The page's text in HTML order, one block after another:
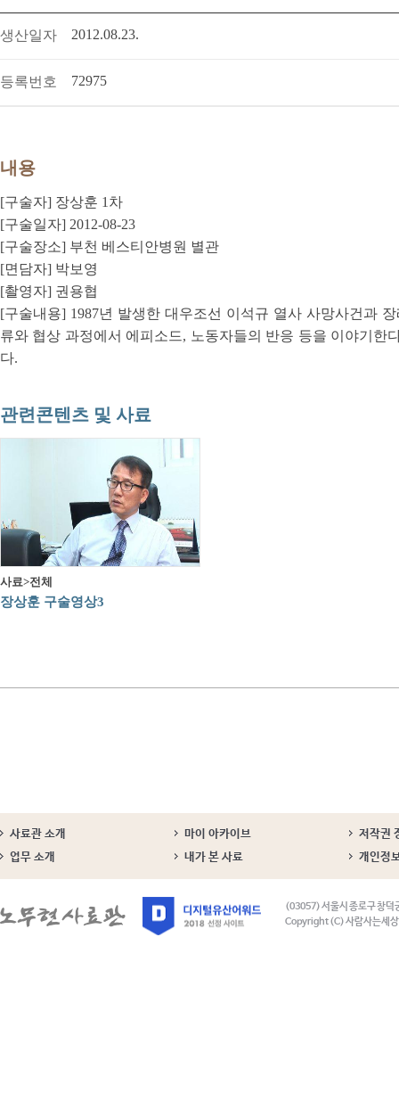
생산일자 2012.08.23.
등록번호 72975
내용
[구술자] 장상훈 1차
[구술일자] 2012-08-23
[구술장소] 부천 베스티안병원 별관
[면담자] 박보영
[촬영자] 권용협
[구술내용] 1987년 발생한 대우조선 이석규 열사 사망사건과
류와 협상 과정에서 에피소드, 노동자들의 반응 등을 이야기
다.
관련콘텐츠 및 사료
사료>전체
장상훈 구술영상3
사료관 소개 마이 아카이브
저작권
업무 소개
내가 본 사료 개인정
(03057) 서울시 종로구 창덕
Copyright (C) 사람사는세